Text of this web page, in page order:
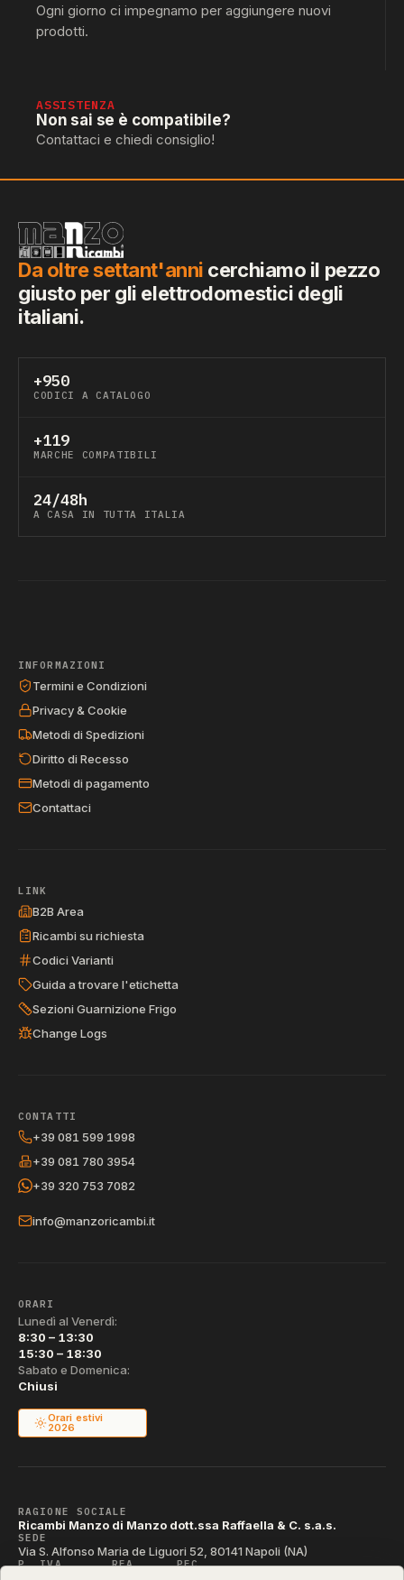
Ogni giorno ci impegnamo per aggiungere nuovi
prodotti.
ASSISTENZA
Non sai se è compatibile?
Contattaci e chiedi consiglio!
Da oltre settant'anni cerchiamo il pezzo
giusto per gli elettrodomestici degli
italiani.
+950
CODICI A CATALOGO
+119
MARCHE COMPATIBILI
24/48h
A CASA IN TUTTA ITALIA
INFORMAZIONI
Termini e Condizioni
Privacy & Cookie
Metodi di Spedizioni
Diritto di Recesso
Metodi di pagamento
Contattaci
LINK
B2B Area
Ricambi su richiesta
Codici Varianti
Guida a trovare l'etichetta
Sezioni Guarnizione Frigo
Change Logs
CONTATTI
+39 081 599 1998
+39 081 780 3954
+39 320 753 7082
info@manzoricambi.it
ORARI
Lunedì al Venerdì:
8:30 – 13:30
15:30 – 18:30
Sabato e Domenica:
Chiusi
Orari estivi
2026
RAGIONE SOCIALE
Ricambi Manzo di Manzo dott.ssa Raffaella & C. s.a.s.
SEDE
Via S. Alfonso Maria de Liguori 52, 80141 Napoli (NA)
P. IVA REA PEC